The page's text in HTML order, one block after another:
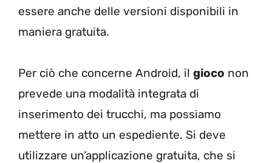
essere anche delle versioni disponibili in
maniera gratuita.
Per ciò che concerne Android, il gioco non
prevede una modalità integrata di
inserimento dei trucchi, ma possiamo
mettere in atto un espediente. Si deve
utilizzare un’applicazione gratuita, che si